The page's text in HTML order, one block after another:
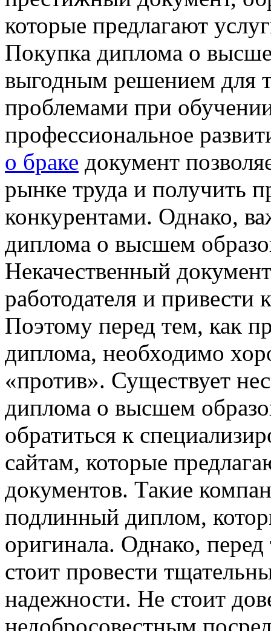
которые предлагают
Покупка диплома о
выгодным решением для
проблемами при
профессиональное
о браке документ
рынке труда и получить
конкурентами. Однако,
диплома о высшем
Некачественный
работодателя и привести
Поэтому перед тем, как
диплома, необходимо
«против». Существует
диплома о высшем
обратиться к
сайтам, которые
документов. Такие
подлинный диплом,
оригинала. Однако, перед
стоит провести
надежности. Не стоит